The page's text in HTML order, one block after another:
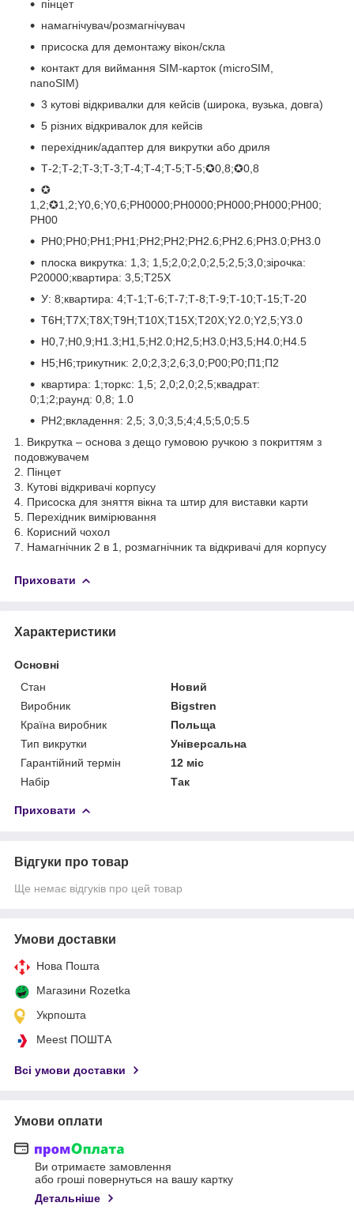
пінцет
намагнічувач/розмагнічувач
присоска для демонтажу вікон/скла
контакт для виймання SIM-карток (microSIM,
nanoSIM)
3 кутові відкривалки для кейсів (широка, вузька, довга)
5 різних відкривалок для кейсів
перехідник/адаптер для викрутки або дриля
Т-2;Т-2;Т-3;Т-3;Т-4;Т-4;Т-5;Т-5;✪0,8;✪0,8
✪
1,2;✪1,2;Y0,6;Y0,6;PH0000;PH0000;PH000;PH000;РН00;
PH00
РН0;РН0;РН1;РН1;РН2;РН2;РН2.6;РН2.6;РН3.0;PH3.0
плоска викрутка: 1,3; 1,5;2,0;2,0;2,5;2,5;3,0;зірочка:
P20000;квартира: 3,5;Т25Х
У: 8;квартира: 4;Т-1;Т-6;Т-7;Т-8;Т-9;Т-10;Т-15;Т-20
Т6Н;Т7Х;Т8Х;Т9Н;Т10Х;Т15Х;Т20Х;Y2.0;Y2,5;Y3.0
Н0,7;Н0,9;Н1.3;Н1,5;Н2.0;Н2,5;Н3.0;Н3,5;Н4.0;Н4.5
Н5;Н6;трикутник: 2,0;2,3;2,6;3,0;Р00;Р0;П1;П2
квартира: 1;торкс: 1,5; 2,0;2,0;2,5;квадрат:
0;1;2;раунд: 0,8; 1.0
РН2;вкладення: 2,5; 3,0;3,5;4;4,5;5,0;5.5
1. Викрутка – основа з дещо гумовою ручкою з покриттям з
подовжувачем
2. Пінцет
3. Кутові відкривачі корпусу
4. Присоска для зняття вікна та штир для виставки карти
5. Перехідник вимірювання
6. Корисний чохол
7. Намагнічник 2 в 1, розмагнічник та відкривачі для корпусу
Приховати
Характеристики
Основні
Стан
Новий
Виробник
Bigstren
Країна виробник
Польща
Тип викрутки
Універсальна
Гарантійний термін
12 міс
Набір
Так
Приховати
Відгуки про товар
Ще немає відгуків про цей товар
Умови доставки
Нова Пошта
Магазини Rozetka
Укрпошта
Meest ПОШТА
Всі умови доставки
Умови оплати
Ви отримаєте замовлення
або гроші повернуться на вашу картку
Детальніше